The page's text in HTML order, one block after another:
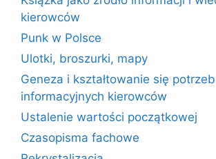
kierowców
Punk w Polsce
Ulotki, broszurki, mapy
Geneza i kształtowanie się potrzeb
informacyjnych kierowców
Ustalenie wartości początkowej
Czasopisma fachowe